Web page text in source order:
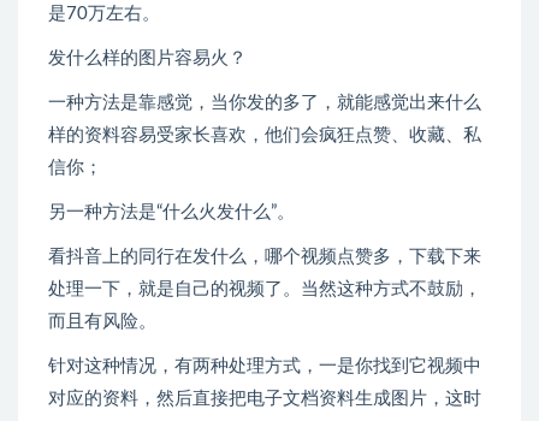
是70万左右。
发什么样的图片容易火？
一种方法是靠感觉，当你发的多了，就能感觉出来什么
样的资料容易受家长喜欢，他们会疯狂点赞、收藏、私
信你；
另一种方法是“什么火发什么”。
看抖音上的同行在发什么，哪个视频点赞多，下载下来
处理一下，就是自己的视频了。当然这种方式不鼓励，
而且有风险。
针对这种情况，有两种处理方式，一是你找到它视频中
对应的资料，然后直接把电子文档资料生成图片，这时